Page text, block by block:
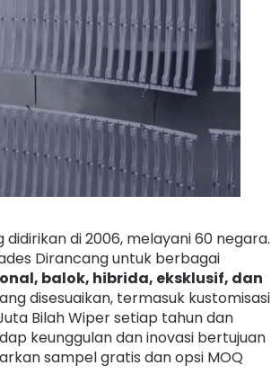
di 2006, melayani 60 negara.
Dirancang untuk berbagai
balok, hibrida, eksklusif, dan
disesuaikan, termasuk kustomisasi
Bilah Wiper setiap tahun dan
keunggulan dan inovasi bertujuan
sampel gratis dan opsi MOQ